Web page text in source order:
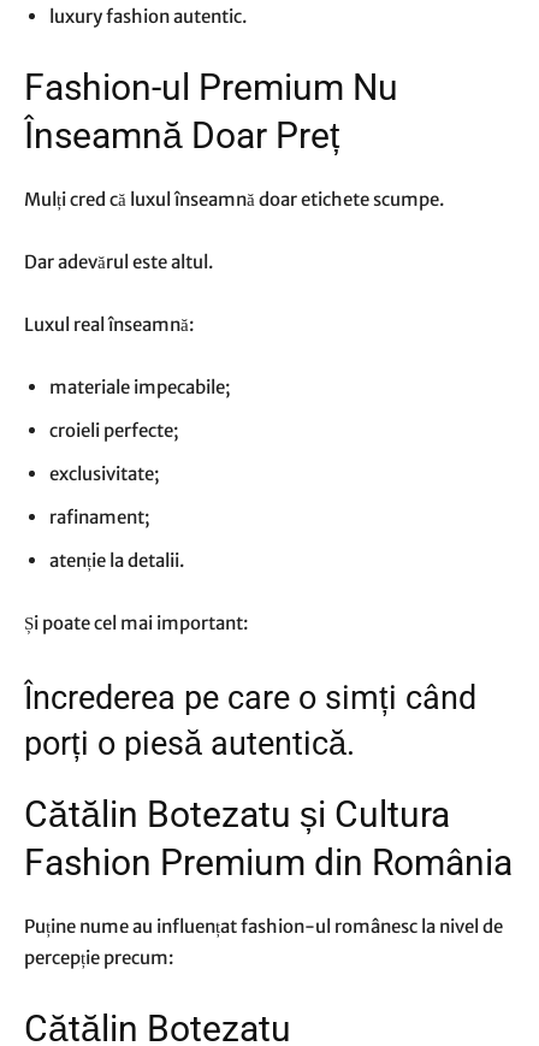
luxury fashion autentic.
Fashion-ul Premium Nu
Înseamnă Doar Preț
Mulți cred că luxul înseamnă doar etichete scumpe.
Dar adevărul este altul.
Luxul real înseamnă:
materiale impecabile;
croieli perfecte;
exclusivitate;
rafinament;
atenție la detalii.
Și poate cel mai important:
Încrederea pe care o simți când
porți o piesă autentică.
Cătălin Botezatu și Cultura
Fashion Premium din România
Puține nume au influențat fashion-ul românesc la nivel de
percepție precum:
Cătălin Botezatu